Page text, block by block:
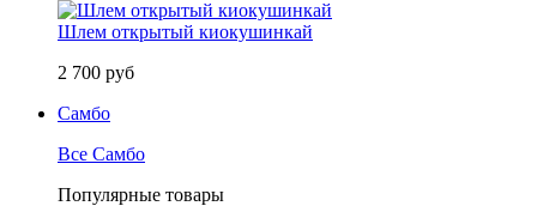
Шлем открытый киокушинкай
2 700 руб
Самбо
Все Самбо
Популярные товары